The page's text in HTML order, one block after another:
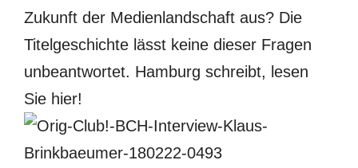
Zukunft der Medienlandschaft aus? Die
Titelgeschichte lässt keine dieser Fragen
unbeantwortet. Hamburg schreibt, lesen
Sie hier!